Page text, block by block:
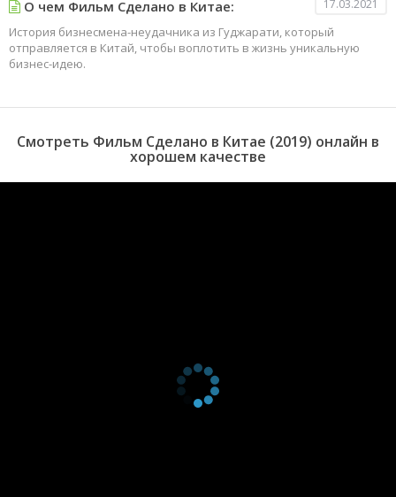
О чем Фильм Сделано в Китае: 17.03.2021
История бизнесмена-неудачника из Гуджарати, который
отправляется в Китай, чтобы воплотить в жизнь уникальную
бизнес-идею.
Смотреть Фильм Сделано в Китае (2019) онлайн в
хорошем качестве